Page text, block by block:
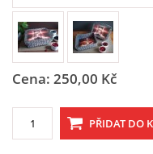
Cena: 250,00 Kč